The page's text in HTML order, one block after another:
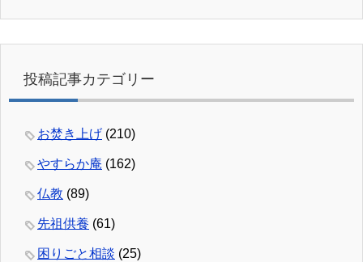
投稿記事カテゴリー
お焚き上げ (210)
やすらか庵 (162)
仏教 (89)
先祖供養 (61)
困りごと相談 (25)